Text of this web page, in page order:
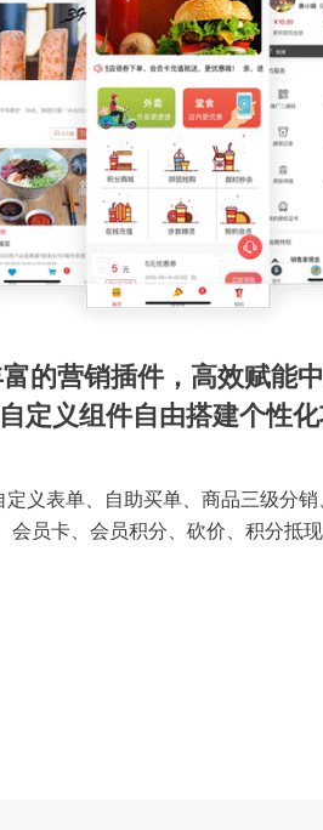
的营销插件，高效赋能
定义组件自由搭建个性
定义表单、自助买单、商品三级分
会员卡、会员积分、砍价、积分抵